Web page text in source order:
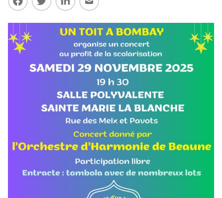
Partager sur Facebook
Partager sur Twitter
Partager sur LinkedIn
Partager par E-mail